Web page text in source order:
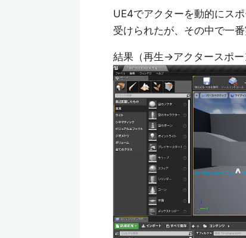
UE4でアクターを動的にス
受けられたが、その中で一
結果（再生→アクタースポー